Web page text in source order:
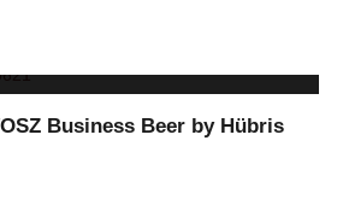
Business Beer by Hübris